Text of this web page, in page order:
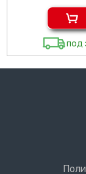
под